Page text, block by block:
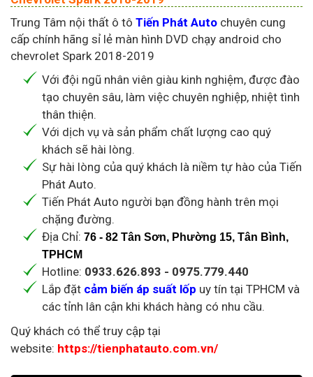
Trung Tâm nội thất ô tô Tiến Phát Auto chuyên cung
cấp chính hãng sỉ lẻ màn hình DVD chạy android cho
chevrolet Spark 2018-2019
Với đội ngũ nhân viên giàu kinh nghiệm, được đào
tạo chuyên sâu, làm việc chuyên nghiệp, nhiệt tình
thân thiện.
Với dịch vụ và sản phẩm chất lượng cao quý
khách sẽ hài lòng.
Sự hài lòng của quý khách là niềm tự hào của Tiến
Phát Auto.
Tiến Phát Auto người bạn đồng hành trên mọi
chặng đường.
Địa Chỉ: 76 - 82 Tân Sơn, Phường 15, Tân Bình,
TPHCM
Hotline: 0933.626.893 - 0975.779.440
Lắp đặt cảm biến áp suất lốp uy tín tại TPHCM và
các tỉnh lân cận khi khách hàng có nhu cầu.
Quý khách có thể truy cập tại
website: https://tienphatauto.com.vn/